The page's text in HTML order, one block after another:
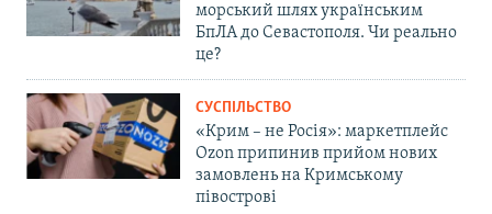
морський шлях українським
БпЛА до Севастополя. Чи реально
це?
СУСПІЛЬСТВО
«Крим – не Росія»: маркетплейс
Ozon припинив прийом нових
замовлень на Кримському
півострові